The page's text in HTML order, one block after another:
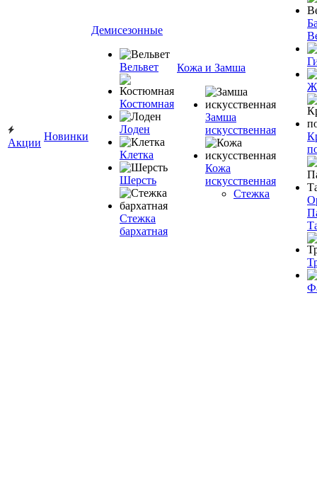
Акции
Новинки
Демисезонные
Вельвет
Костюмная
Лоден
Клетка
Шерсть
Стежка
бархатная
Кожа и Замша
Замша
искусственная
Кожа
искусственная
Стежка